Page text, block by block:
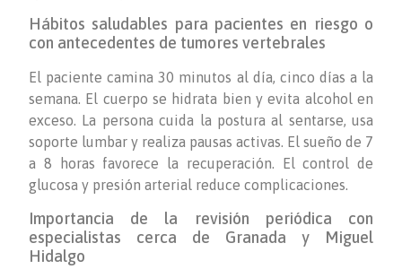
Hábitos saludables para pacientes en riesgo o
con antecedentes de tumores vertebrales
El paciente camina 30 minutos al día, cinco días a la
semana. El cuerpo se hidrata bien y evita alcohol en
exceso. La persona cuida la postura al sentarse, usa
soporte lumbar y realiza pausas activas. El sueño de 7
a 8 horas favorece la recuperación. El control de
glucosa y presión arterial reduce complicaciones.
Importancia de la revisión periódica con
especialistas cerca de Granada y Miguel
Hidalgo